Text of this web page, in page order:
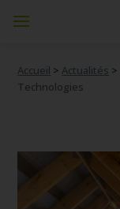
Accueil >Actualités >
Technologies